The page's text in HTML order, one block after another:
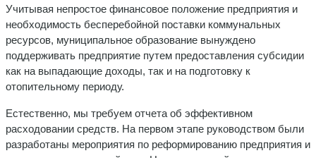
Учитывая непростое финансовое положение предприятия и
необходимость бесперебойной поставки коммунальных
ресурсов, муниципальное образование вынуждено
поддерживать предприятие путем предоставления субсидии
как на выпадающие доходы, так и на подготовку к
отопительному периоду.
Естественно, мы требуем отчета об эффективном
расходовании средств. На первом этапе руководством были
разработаны мероприятия по реформированию предприятия и